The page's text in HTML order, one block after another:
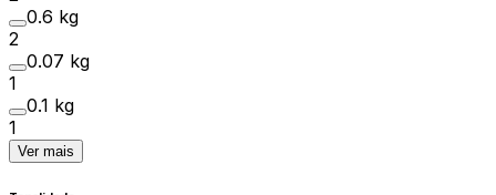
0.6 kg
2
0.07 kg
1
0.1 kg
1
Ver mais